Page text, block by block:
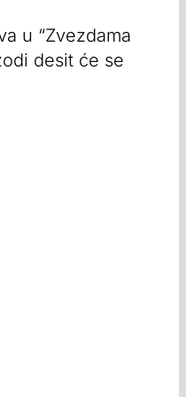
u “Zvezdama
desit će se